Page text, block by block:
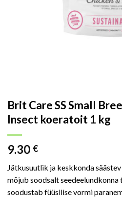
Brit Care SS Small
Insect koeratoit 1 kg
9.30 €
Jätkusuutlik ja keskkonda
mõjub soodsalt seedeelundkonna
soodustab füüsilise vormi